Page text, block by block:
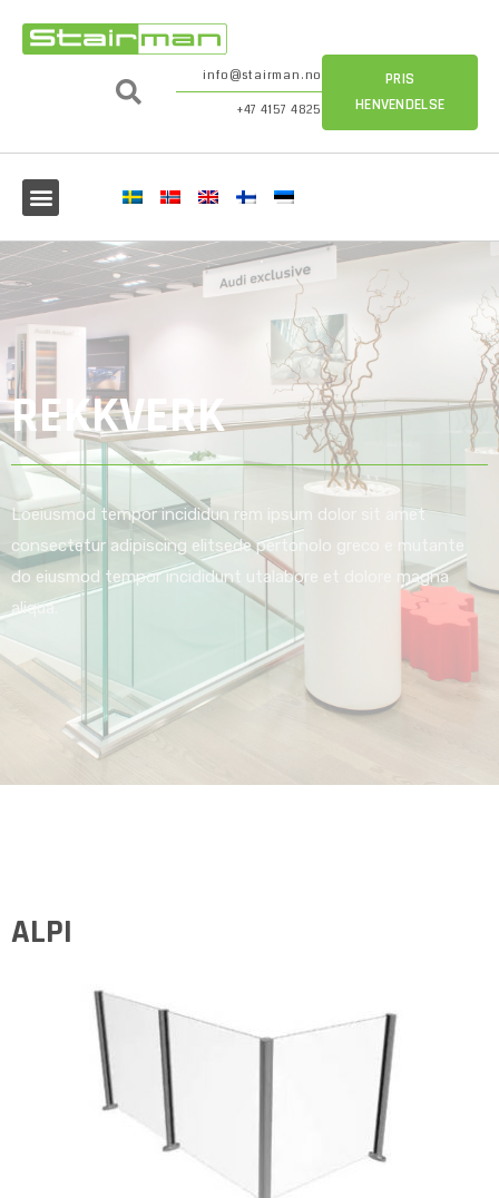
info@stairman.no
+47 4157 4825
PRIS
HENVENDELSE
REKKVERK
Loeiusmod tempor incididun rem ipsum dolor sit amet
consectetur adipiscing elitsede pertonolo greco e mutante
do eiusmod tempor incididunt utalabore et dolore magna
aliqua.
ALPI